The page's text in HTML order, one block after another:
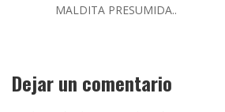
MALDITA PRESUMIDA..
Dejar un comentario